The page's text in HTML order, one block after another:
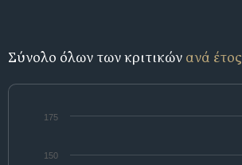
Σύνολο όλων των κριτικών ανά έτος
150
175